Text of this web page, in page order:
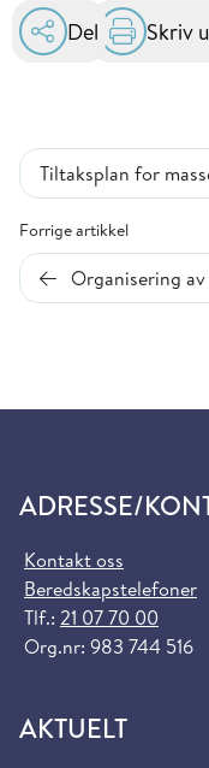
Del Skriv ut
Forrige artikkel
Organisering
Tiltaksplan for
ADRESSE/
Kontakt oss
Beredskapstelefoner
Tlf.: 21 07 70 00
Org.nr: 983 744 516
AKTUELT